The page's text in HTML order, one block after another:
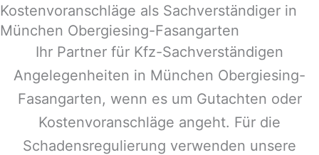
Kostenvoranschläge als Sachverständiger in
München Obergiesing-Fasangarten
Ihr Partner für Kfz-Sachverständigen
Angelegenheiten in München Obergiesing-
Fasangarten, wenn es um Gutachten oder
Kostenvoranschläge angeht. Für die
Schadensregulierung verwenden unsere